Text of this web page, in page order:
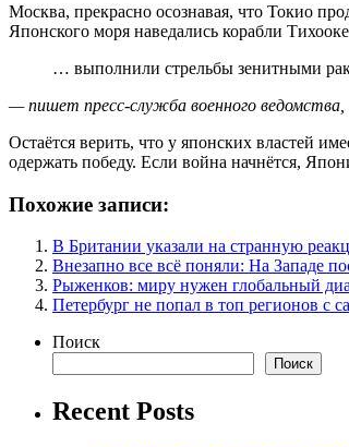
Москва, прекрасно осознавая, что Токио
Японского моря наведались корабли
… выполнили стрельбы зенитными
— пишет пресс-служба военного
Остаётся верить, что у японских властей
одержать победу. Если война начнётся,
Похожие записи:
В Британии указали на странную
Внезапно все всё поняли: На Западе
Рыженков: миру нужен глобальный
Петербург не попал в топ регионов
Поиск
Поиск
Recent Posts